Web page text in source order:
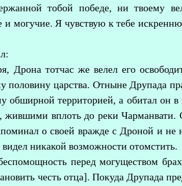
тобой победе, ни твоему
и могучие. Я чувствую к тебе
Дрона тотчас же велел его
половину царства. Отныне Друпада
обширной территорией, а обитал он в
вплоть до реки Чарманвати.
о своей вражде с Дроной и
никакой возможности отомстить.
перед могуществом
честь отца]. Покуда Друпада